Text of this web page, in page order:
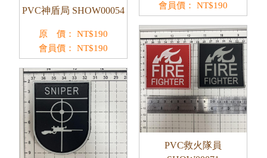
會員價：
NT$190
PVC神盾局 SHOW00054
原 價： NT$190
會員價：
NT$190
PVC救火隊員